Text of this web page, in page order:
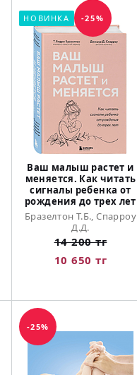
НОВИНКА -25%
Ваш малыш растет и
меняется. Как читать
сигналы ребенка от
рождения до трех лет
Бразелтон Т.Б., Спарроу
Д.Д.
14 200 тг
10 650 тг
-25%